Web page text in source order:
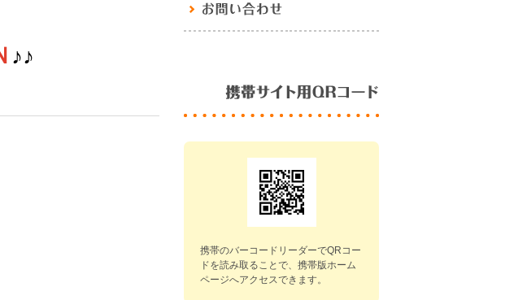
♪♪
携帯のバーコードリーダーでQRコー
ドを読み取ることで、携帯版ホーム
ページへアクセスできます。